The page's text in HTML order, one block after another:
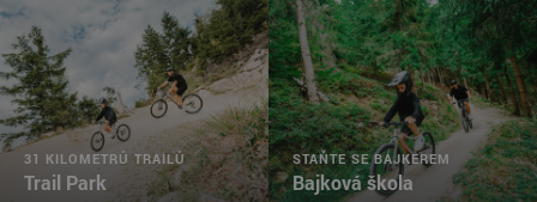
31 KILOMETRŮ TRAILŮ
Trail Park
STAŇTE SE BAJKEREM
Bajková škola